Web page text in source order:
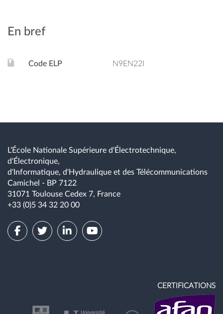
En bref
Code ELP N9EN22I
L’École Nationale Supérieure d'Électrotechnique,
d'Électronique,
d'Informatique, d'Hydraulique et des Télécommunications
Camichel - BP 7122
31071 Toulouse Cedex 7, France
+33 (0)5 34 32 20 00
CERTIFICATIONS